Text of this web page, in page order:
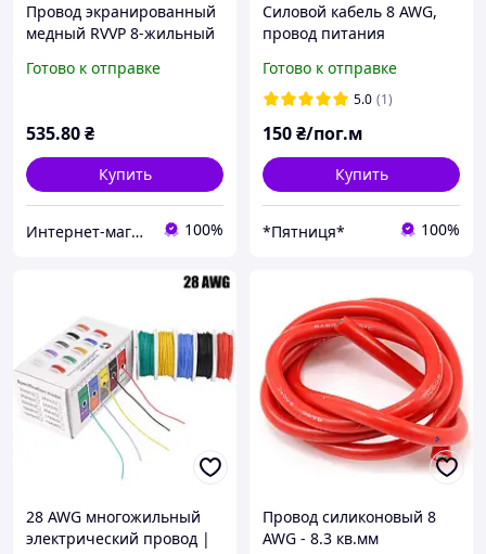
Провод экранированный
медный RVVP 8-жильный
Готово к отправке
535.80₴
Купить
Интернет-магазин "TRACKER-PI.COM.UA" 100%
Силовой кабель 8 AWG,
провод питания
автомобильный кабель
Voice SPC-8
Готово к отправке
5.0 (1)
150₴/пог.м
Купить
*Пятниця* 100%
28 AWG многожильный
электрический провод |
Провод силиконовый 8
AWG - 8.3 кв.мм